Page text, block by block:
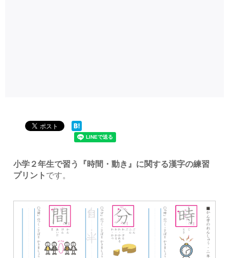
小学２年生で習う『時間・動き』に関する漢字の練習
プリント です。